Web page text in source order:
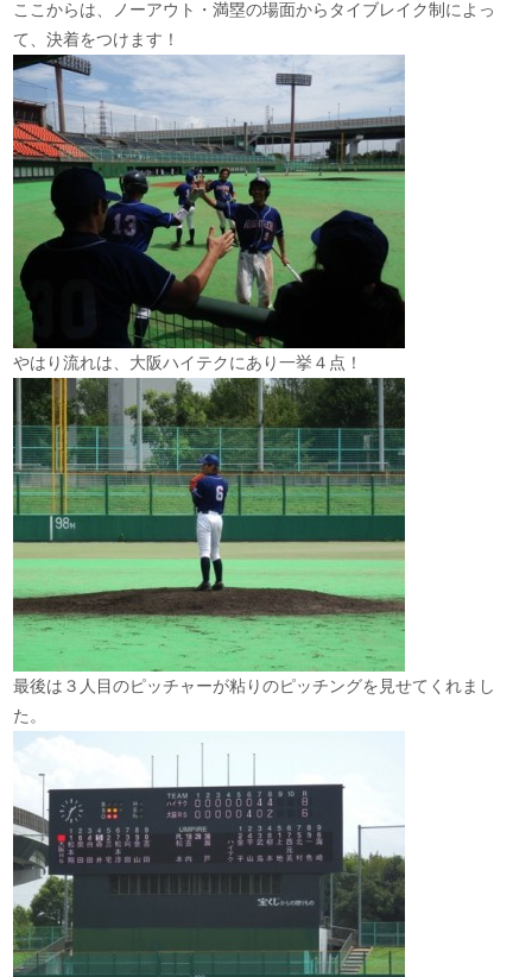
ここからは、ノーアウト・満塁の場面からタイブレイク制によっ
て、決着をつけます！
やはり流れは、大阪ハイテクにあり一挙４点！
最後は３人目のピッチャーが粘りのピッチングを見せてくれまし
た。